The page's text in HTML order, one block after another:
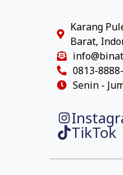
Karang
Barat,
0813-
Senin -
TikTok